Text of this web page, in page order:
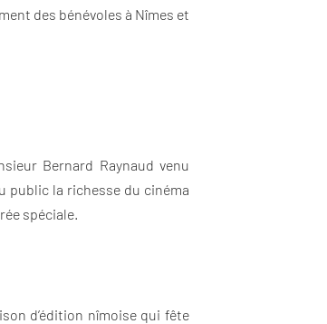
des bénévoles à Nîmes et
Bernard Raynaud venu
public la richesse du cinéma
spéciale.
d’édition nîmoise qui fête